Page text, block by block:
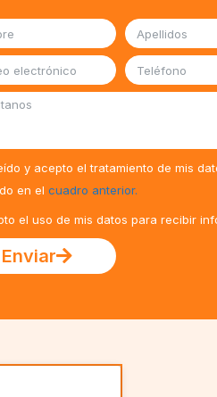
y acepto el tratamiento de mis
en el cuadro anterior.
el uso de mis datos para recibir
Enviar